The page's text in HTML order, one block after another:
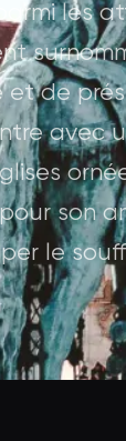
les
et de
avec
son
le